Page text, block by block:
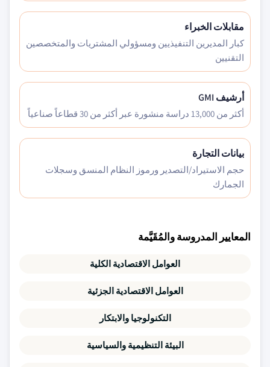
مقابلات الخبراء
كبار المديرين التنفيذيين ومسؤولي المشتريات والمتخصصين
التقنيين
أرشيف GMI
أكثر من 13,000 دراسة منشورة عبر أكثر من 30 قطاعاً صناعياً
بيانات التجارة
حجم الاستيراد/التصدير ورموز النظام المنسق وسجلات
الجمارك
المعايير المدروسة والمُقَيَّمة
العوامل الاقتصادية الكلية
العوامل الاقتصادية الجزئية
التكنولوجيا والابتكار
البيئة التنظيمية والسياسية